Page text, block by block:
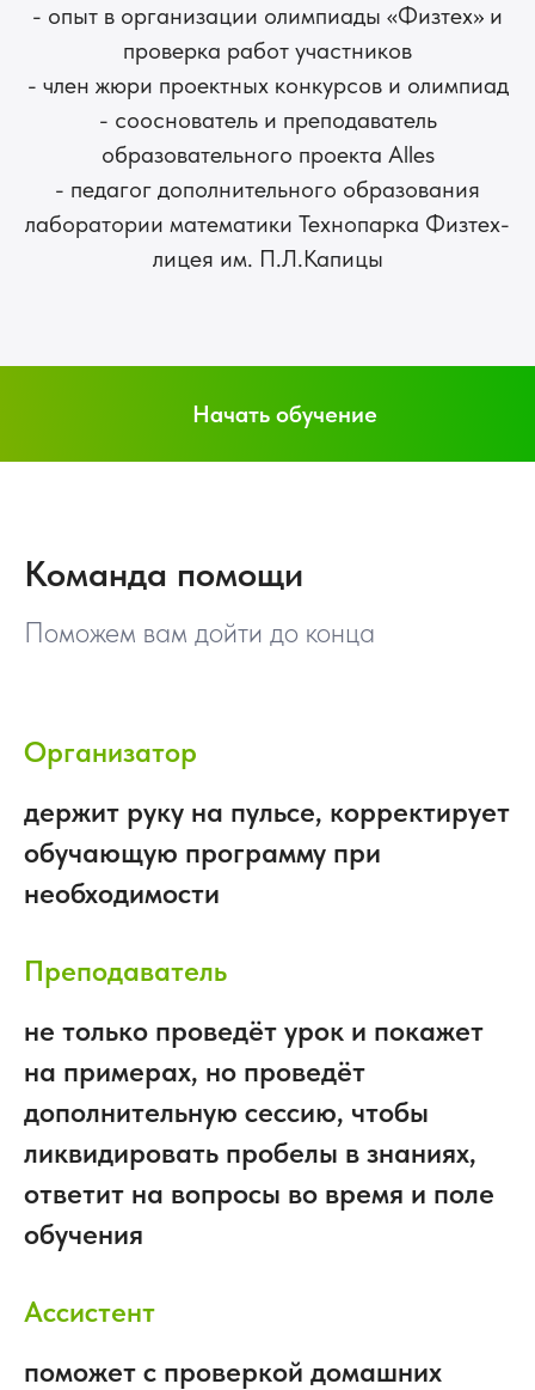
- опыт в организации олимпиады «Физтех» и
проверка работ участников
- член жюри проектных конкурсов и олимпиад
- сооснователь и преподаватель
образовательного проекта Alles
- педагог дополнительного образования
лаборатории математики Технопарка Физтех-
лицея им. П.Л.Капицы
Начать обучение
Команда помощи
Поможем вам дойти до конца
Организатор
держит руку на пульсе, корректирует
обучающую программу при
необходимости
Преподаватель
не только проведёт урок и покажет
на примерах, но проведёт
дополнительную сессию, чтобы
ликвидировать пробелы в знаниях,
ответит на вопросы во время и поле
обучения
Ассистент
поможет с проверкой домашних